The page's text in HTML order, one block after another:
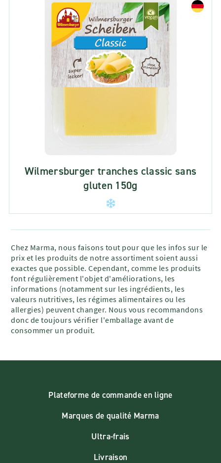
Wilmersburger tranches classic sans
gluten 150g
Chez Marma, nous faisons tout pour que les infos sur le
prix et les produits de notre assortiment soient aussi
exactes que possible. Cependant, comme les produits
font régulièrement l'objet d'améliorations, les
informations (notamment sur les ingrédients, les
valeurs nutritives, les régimes alimentaires ou les
allergies) peuvent changer. Nous vous recommandons
donc de toujours vérifier l'emballage avant de
consommer un produit.
Plateforme de commande en ligne
Marques de qualité Marma
Ultra-frais
Livraison